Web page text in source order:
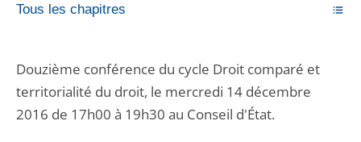
Tous les chapitres
Douzième conférence du cycle Droit comparé et
territorialité du droit, le mercredi 14 décembre
2016 de 17h00 à 19h30 au Conseil d'État.